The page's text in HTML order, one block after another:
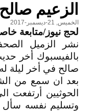
الزعيم
الخميس, 21-ديسمبر-2017
لحج نيوز/متابعة
نشر الزميل
بالفيسبوك أخر
صالح في أخر ليلة
بعد ان سمع من
الحوثيين أرتفعت
وتسليم نفسه سأل